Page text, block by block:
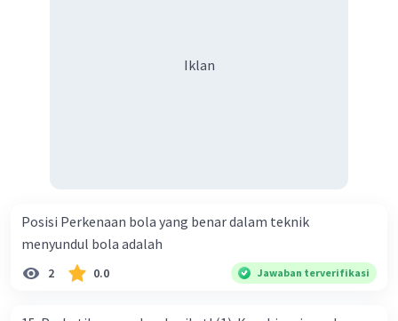
Iklan
Posisi Perkenaan bola yang benar dalam teknik
menyundul bola adalah​
2 0.0 Jawaban terverifikasi